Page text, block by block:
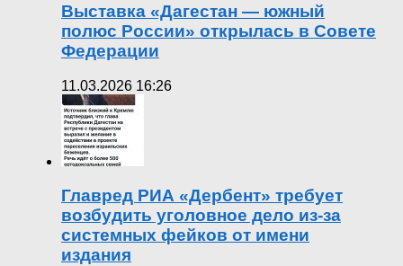
Выставка «Дагестан — южный
полюс России» открылась в Совете
Федерации
11.03.2026 16:26
Главред РИА «Дербент» требует
возбудить уголовное дело из-за
системных фейков от имени
издания